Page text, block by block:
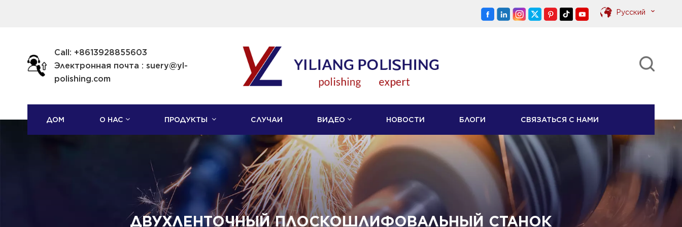
Pусский
English
Call: +8613928855603
Электронная почта : suery@yl-
polishing.com
ДОМ О НАС ПРОДУКТЫ СЛУЧАИ ВИДЕО НОВОСТИ БЛОГИ СВЯЗАТЬСЯ С НАМИ
ДВУХЛЕНТОЧНЫЙ ПЛОСКОШЛИФОВАЛЬНЫЙ СТАНОК